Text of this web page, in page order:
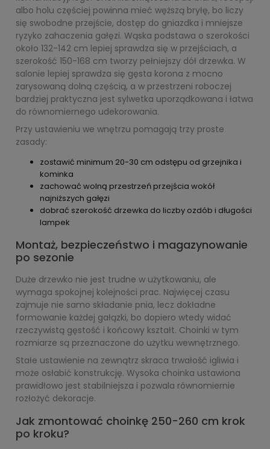
albo holu częściej powinna mieć węższą bryłę, bo liczy
się swobodne przejście, dostęp do gniazdka i mniejsze
ryzyko zahaczenia gałęzi. Wąska podstawa o szerokości
około 132-142 cm lepiej sprawdza się w przejściach, a
szerokość 150-168 cm tworzy pełniejszy dół drzewka. W
salonie lepiej sprawdza się gęsta korona z mocno
zarysowaną dolną częścią, a w przestrzeni roboczej
bardziej praktyczna jest sylwetka uporządkowana i łatwa
do równomiernego udekorowania.
Przy ustawieniu we wnętrzu pomagają trzy proste
zasady:
zostawić minimum 20-30 cm odstępu od grzejnika i
kominka
zachować wolną przestrzeń przejścia wokół
najniższych gałęzi
dobrać szerokość drzewka do liczby ozdób i długości
lampek
Montaż, bezpieczeństwo i magazynowanie
po sezonie
Duże drzewko nie jest trudne w użytkowaniu, ale
wymaga spokojnej kolejności prac. Najwięcej czasu
zajmuje nie samo składanie pnia, lecz dokładne
formowanie każdej gałązki, bo dopiero wtedy widać
rzeczywistą gęstość i końcowy kształt. Choinki w tym
rozmiarze są przeznaczone do użytku wewnętrznego.
Stałe ustawienie na zewnątrz skraca trwałość igliwia i
może osłabić konstrukcję. Wysoka choinka ustawiona
prawidłowo jest stabilniejsza i pozwala równomiernie
rozłożyć dekoracje.
Jak zmontować choinkę 250-260 cm krok
po kroku?